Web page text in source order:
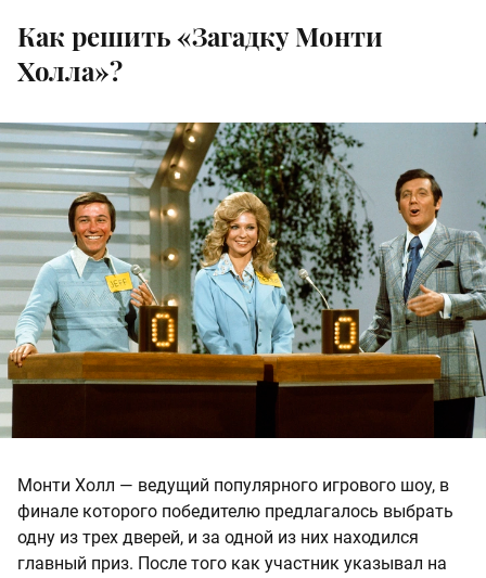
Как решить «Загадку Монти
Холла»?
Монти Холл — ведущий популярного игрового шоу, в
финале которого победителю предлагалось выбрать
одну из трех дверей, и за одной из них находился
главный приз. После того как участник указывал на